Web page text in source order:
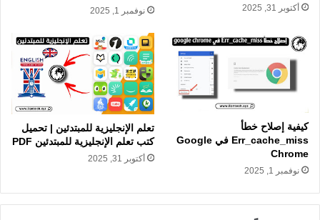
أكتوبر 31, 2025 نوفمبر 1, 2025
كيفية إصلاح خطأ
Err_cache_miss في Google
Chrome
نوفمبر 1, 2025
تعلم الإنجليزية للمبتدئين | تحميل
كتب تعلم الإنجليزية للمبتدئين PDF
أكتوبر 31, 2025